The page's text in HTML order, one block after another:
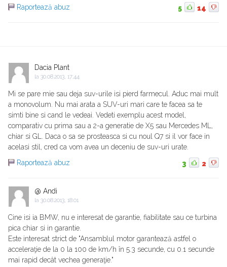
Raportează abuz
5 14
Dacia Plant
la 30.08.2013, 17:44
Mi se pare mie sau deja suv-urile isi pierd farmecul. Aduc mai mult
a monovolum. Nu mai arata a SUV-uri mari care te facea sa te
simti bine si cand le vedeai. Vedeti exemplu acest model,
comparativ cu prima sau a 2-a generatie de X5 sau Mercedes ML,
chiar si GL. Daca o sa se prosteasca si cu noul Q7 si il vor face in
acelasi stil, cred ca vom avea un deceniu de suv-uri urate.
Raportează abuz
3 2
@ Andi
la 30.08.2013, 18:01
Cine isi ia BMW, nu e interesat de garantie, fiabilitate sau ce turbina
pica chiar si in garantie.
Este interesat strict de "Ansamblul motor garantează astfel o
acceleraţie de la 0 la 100 de km/h în 5.3 secunde, cu 0.1 secunde
mai rapid decât vechea generaţie."